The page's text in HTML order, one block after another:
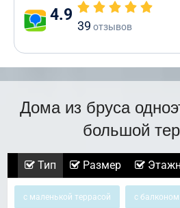
4.9
39 отзывов
Дома из бруса
большой
Тип Размер
с маленькой террасой с балконом